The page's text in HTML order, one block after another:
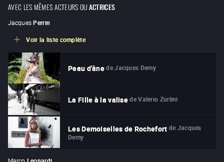
AVEC LES MÊMES ACTEURS OUACTRICES
Jacques Perrin
Voir la liste complète
Peau d'âne de Jacques Demy
La Fille à la valise de Valerio Zurlini
Les Demoiselles de Rochefort de Jacques
Demy
Marco Leonardi